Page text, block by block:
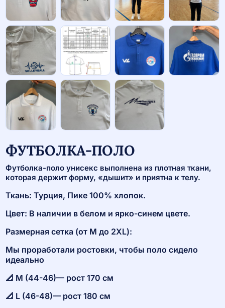
ФУТБОЛКА-ПОЛО
Футболка-поло унисекс выполнена из плотная ткани,
которая держит форму, «дышит» и приятна к телу.
Ткань: Турция, Пике 100% хлопок.
Цвет: В наличии в белом и ярко-синем цвете.
Размерная сетка (от М до 2XL):
Мы проработали ростовки, чтобы поло сидело
идеально
📐 M (44-46)— рост 170 см
📐 L (46-48)— рост 180 см